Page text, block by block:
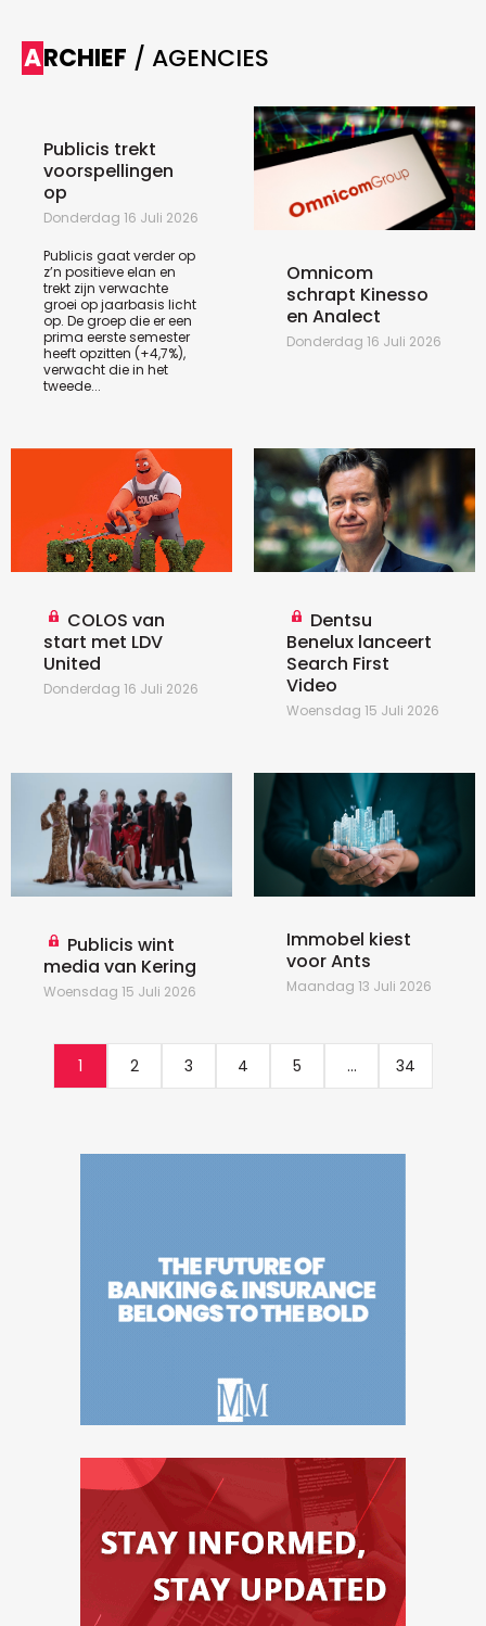
ARCHIEF / AGENCIES
Publicis trekt
voorspellingen
op
Donderdag 16 Juli 2026
Publicis gaat verder op
z’n positieve elan en
trekt zijn verwachte
groei op jaarbasis licht
op. De groep die er een
prima eerste semester
heeft opzitten (+4,7%),
verwacht die in het
tweede...
Omnicom
schrapt Kinesso
en Analect
Donderdag 16 Juli 2026
COLOS van
start met LDV
United
Donderdag 16 Juli 2026
Dentsu
Benelux lanceert
Search First
Video
Woensdag 15 Juli 2026
Publicis wint
media van Kering
Woensdag 15 Juli 2026
Immobel kiest
voor Ants
Maandag 13 Juli 2026
1 2 3 4 5 ... 34